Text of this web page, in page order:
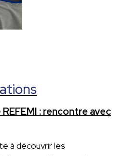
: rencontre avec
à découvrir les